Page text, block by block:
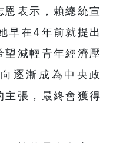
恩表示，賴總統宣
早在4年前就提出
望減輕青年經濟壓
逐漸成為中央政
主張，最終會獲得